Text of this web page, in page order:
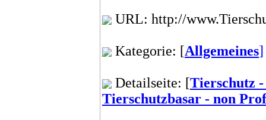
URL: http://
Kategorie: [Allgemeines]
Detailseite: [Tierschutz
Tierschutzbasar - non